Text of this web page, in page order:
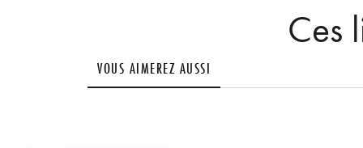
Ces
VOUS AIMEREZ AUSSI